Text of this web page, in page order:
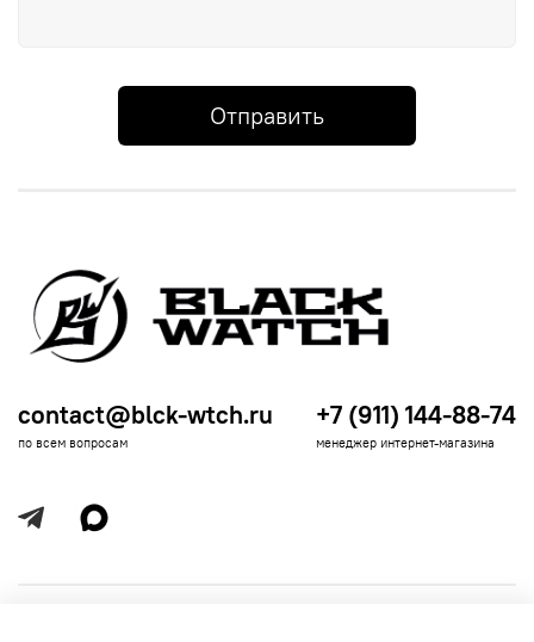
Отправить
contact@blck-wtch.ru
по всем вопросам
+7 (911) 144-88-74
менеджер интернет-магазина